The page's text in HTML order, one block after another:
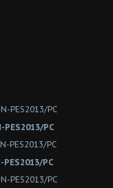
PES2013/PC
PES2013/PC